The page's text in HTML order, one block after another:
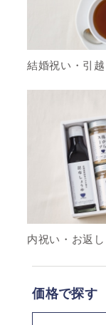
結婚祝い・引
内祝い・お返し
価格で探す